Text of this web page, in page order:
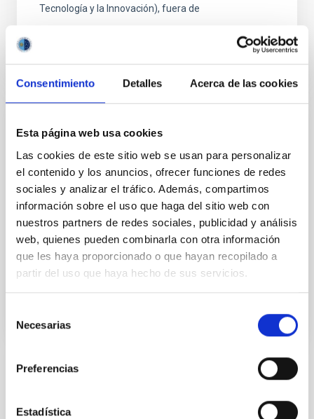
Consentimiento Detalles Acerca de las cookies
Esta página web usa cookies
Las cookies de este sitio web se usan para personalizar
el contenido y los anuncios, ofrecer funciones de redes
sociales y analizar el tráfico. Además, compartimos
información sobre el uso que haga del sitio web con
nuestros partners de redes sociales, publicidad y análisis
web, quienes pueden combinarla con otra información
que les haya proporcionado o que hayan recopilado a
partir del uso que haya hecho de sus servicios.
Necesarias
Preferencias
Estadística
Tecnología y la Innovación), fuera de
FIJO TURNO LIBRE
UN CONTRATO - TÉCNICO/A DE TALLER -
ESPECIALIDAD MECÁNICA- FIJO
LABORAL - PS-2026-032
Se convoca proceso selectivo para el ingreso, como
personal laboral fijo, de un puesto de trabajo con la
categoría profesional de Técnico/a de Taller, acogido
al Convenio y que tendrá, entre otras